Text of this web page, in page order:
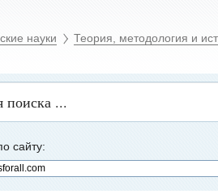
науки Теория, методология и
сайту: